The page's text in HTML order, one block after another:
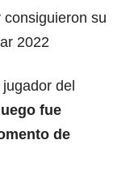
su
2022
del
fue
de